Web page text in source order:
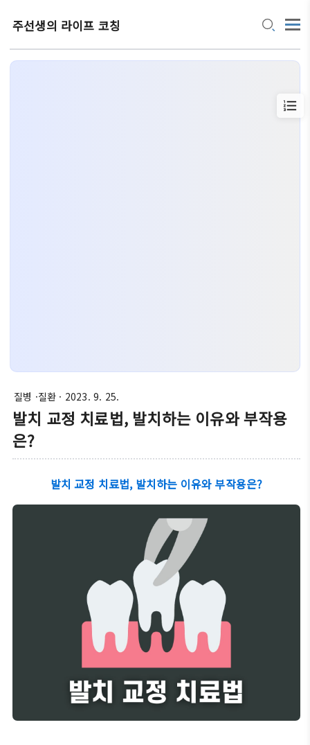
주선생의 라이프 코칭
질병 ·질환 · 2023. 9. 25.
발치 교정 치료법, 발치하는 이유와 부작용
은?
발치 교정 치료법, 발치하는 이유와 부작용은?